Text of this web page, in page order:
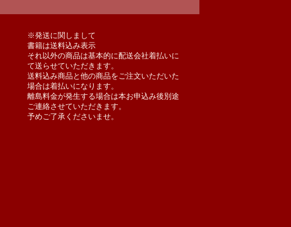
​※発送に関しまして
書籍は送料込み表示
それ以外の商品は基本的に配送会社着払いに
て送らせていただきます。
送料込み商品と他の商品をご注文いただいた
場合は着払いになります。
離島料金が発生する場合は本お申込み後別途
ご連絡させていただきます。
予めご了承くださいませ。